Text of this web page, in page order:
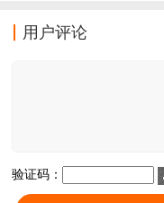
用户评论
验证码：